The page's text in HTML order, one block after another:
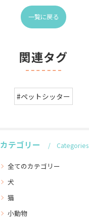
一覧に戻る
関連タグ
#ペットシッター
カテゴリー Categories
全てのカテゴリー
犬
猫
小動物